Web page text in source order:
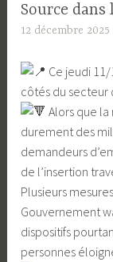
Source dans
12 décembre 2025
Ce jeudi
côtés du secteur
Alors que
durement des
demandeurs
de l’insertion
Plusieurs
Gouvernement
dispositifs
personnes